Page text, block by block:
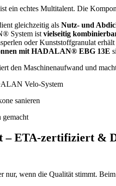
echtes Multitalent. Die
gleichzeitig als Nutz‑ und
System ist vielseitig
oder Kunststoffgranulat
mit HADALAN® EBG 13E
den Maschinenaufwand und
– ETA‑zertifiziert &
nur, wenn die Qualität stimmt.